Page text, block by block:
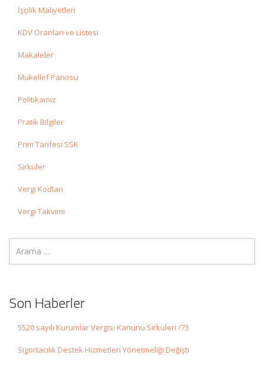
İşçilik Maliyetleri
KDV Oranları ve Listesi
Makaleler
Mükellef Panosu
Politikamız
Pratik Bilgiler
Prim Tarifesi SSK
Sirküler
Vergi Kodları
Vergi Takvimi
Son Haberler
5520 sayılı Kurumlar Vergisi Kanunu Sirküleri /73
Sigortacılık Destek Hizmetleri Yönetmeliği Değişti